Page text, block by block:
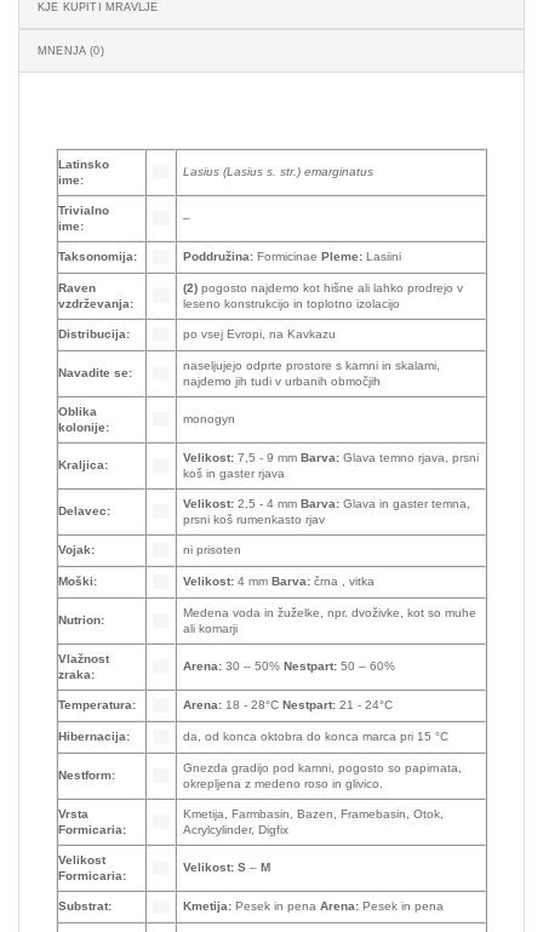
KJE KUPITI MRAVLJE
MNENJA (0)
Latinsko
ime:
Lasius (Lasius s. str.) emarginatus
Trivialno
ime:
–
Taksonomija: Poddružina: FormicinaePleme: Lasiini
Raven
vzdrževanja:
(2) pogosto najdemo kot hišne ali lahko prodrejo v
leseno konstrukcijo in toplotno izolacijo
Distribucija: po vsej Evropi, na Kavkazu
Navadite se:
naseljujejo odprte prostore s kamni in skalami,
najdemo jih tudi v urbanih območjih
Oblika
kolonije:
monogyn
Kraljica:
Velikost:7,5 - 9 mmBarva: Glava temno rjava, prsni
koš in gaster rjava
Delavec:
Velikost: 2,5 - 4 mmBarva:Glava in gaster temna,
prsni koš rumenkasto rjav
Vojak: ni prisoten
Moški: Velikost: 4 mm Barva: črna , vitka
Nutrion:
Medena voda in žuželke, npr. dvoživke, kot so muhe
ali komarji
Vlažnost
zraka:
Arena: 30 – 50%Nestpart: 50 – 60%
Temperatura: Arena: 18 - 28°CNestpart: 21 - 24°C
Hibernacija: da, od konca oktobra do konca marca pri 15 °C
Nestform:
Gnezda gradijo pod kamni, pogosto so papirnata,
okrepljena z medeno roso in glivico.
Vrsta
Formicaria:
Kmetija, Farmbasin, Bazen, Framebasin, Otok,
Acrylcylinder, Digfix
Velikost
Formicaria:
Velikost: S –M
Substrat: Kmetija: Pesek in pena Arena: Pesek in pena